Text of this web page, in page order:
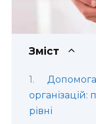
Зміст
Допомога
організацій:
рівні